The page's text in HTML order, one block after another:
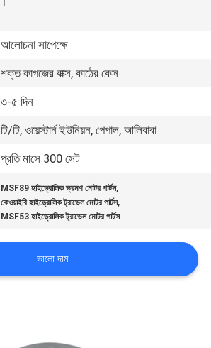
আলোচনা সাপেক্ষে
শক্ত কাগজের বাক্স, কাঠের কেস
৩-৫ দিন
টি/টি, ওয়েস্টার্ন ইউনিয়ন, পেপাল, আলিবাবা
প্রতি মাসে 300 সেট
MSF89 হাইড্রোলিক ভ্রমণ মোটর পার্টস,
কেওয়াইবি হাইড্রোলিক ট্রাভেল মোটর পার্টস,
MSF53 হাইড্রোলিক ট্রাভেল মোটর পার্টস
ভালো দাম